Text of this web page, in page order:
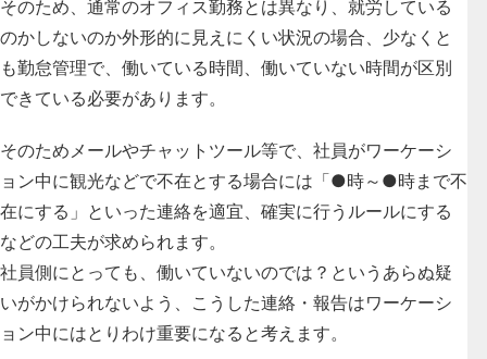
そのため、通常のオフィス勤務とは異なり、就労している
のかしないのか外形的に見えにくい状況の場合、少なくと
も勤怠管理で、働いている時間、働いていない時間が区別
できている必要があります。
そのためメールやチャットツール等で、社員がワーケーシ
ョン中に観光などで不在とする場合には「●時～●時まで不
在にする」といった連絡を適宜、確実に行うルールにする
などの工夫が求められます。
社員側にとっても、働いていないのでは？というあらぬ疑
いがかけられないよう、こうした連絡・報告はワーケーシ
ョン中にはとりわけ重要になると考えます。